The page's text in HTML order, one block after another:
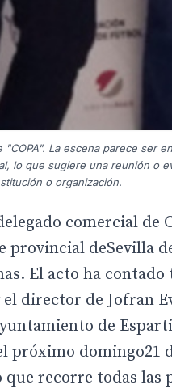
La escena parece ser
lo que sugiere una reunión o
o organización.
comercial de
deSevilla de
El acto ha
director de Jofran
de
próximo domingo21
que recorre todas